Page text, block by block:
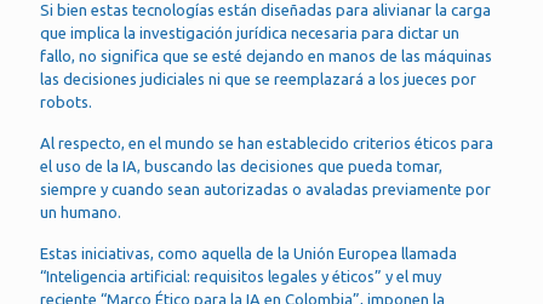
Si bien estas tecnologías están diseñadas para alivianar la carga
que implica la investigación jurídica necesaria para dictar un
fallo, no significa que se esté dejando en manos de las máquinas
las decisiones judiciales ni que se reemplazará a los jueces por
robots.
Al respecto, en el mundo se han establecido criterios éticos para
el uso de la IA, buscando las decisiones que pueda tomar,
siempre y cuando sean autorizadas o avaladas previamente por
un humano.
Estas iniciativas, como aquella de la Unión Europea llamada
“Inteligencia artificial: requisitos legales y éticos” y el muy
reciente “Marco Ético para la IA en Colombia”, imponen la